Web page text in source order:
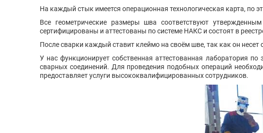
На каждый стык имеется операционная технологическая карта, по
Все геометрические размеры шва соответствуют
сертифицированы и аттестованы по системе НАКС и состоят в
После сварки каждый ставит клеймо на своём шве, так как он несет
У нас функционирует собственная аттестованная лаборатория
сварных соединений. Для проведения подобных операций
предоставляет услуги высококвалифицированных сотрудников.